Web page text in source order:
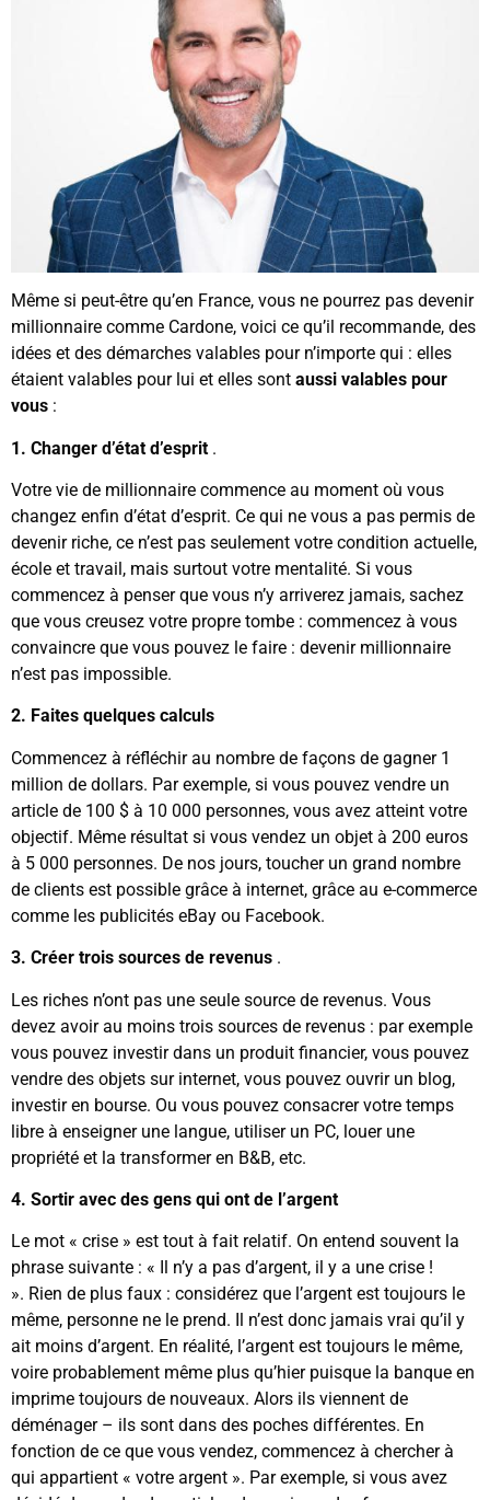
Même si peut-être qu’en France, vous ne pourrez pas devenir
millionnaire comme Cardone, voici ce qu’il recommande, des
idées et des démarches valables pour n’importe qui : elles
étaient valables pour lui et elles sont aussi valables pour
vous :
1. Changer d’état d’esprit .
Votre vie de millionnaire commence au moment où vous
changez enfin d’état d’esprit. Ce qui ne vous a pas permis de
devenir riche, ce n’est pas seulement votre condition actuelle,
école et travail, mais surtout votre mentalité. Si vous
commencez à penser que vous n’y arriverez jamais, sachez
que vous creusez votre propre tombe : commencez à vous
convaincre que vous pouvez le faire : devenir millionnaire
n’est pas impossible.
2. Faites quelques calculs
Commencez à réfléchir au nombre de façons de gagner 1
million de dollars. Par exemple, si vous pouvez vendre un
article de 100 $ à 10 000 personnes, vous avez atteint votre
objectif. Même résultat si vous vendez un objet à 200 euros
à 5 000 personnes. De nos jours, toucher un grand nombre
de clients est possible grâce à internet, grâce au e-commerce
comme les publicités eBay ou Facebook.
3. Créer trois sources de revenus .
Les riches n’ont pas une seule source de revenus. Vous
devez avoir au moins trois sources de revenus : par exemple
vous pouvez investir dans un produit financier, vous pouvez
vendre des objets sur internet, vous pouvez ouvrir un blog,
investir en bourse. Ou vous pouvez consacrer votre temps
libre à enseigner une langue, utiliser un PC, louer une
propriété et la transformer en B&B, etc.
4. Sortir avec des gens qui ont de l’argent
Le mot « crise » est tout à fait relatif. On entend souvent la
phrase suivante : « Il n’y a pas d’argent, il y a une crise !
». Rien de plus faux : considérez que l’argent est toujours le
même, personne ne le prend. Il n’est donc jamais vrai qu’il y
ait moins d’argent. En réalité, l’argent est toujours le même,
voire probablement même plus qu’hier puisque la banque en
imprime toujours de nouveaux. Alors ils viennent de
déménager – ils sont dans des poches différentes. En
fonction de ce que vous vendez, commencez à chercher à
qui appartient « votre argent ». Par exemple, si vous avez